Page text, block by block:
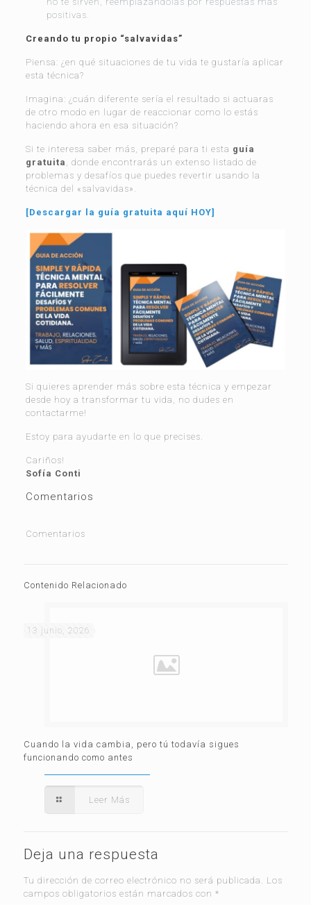
positivas.
Creando tu propio “salvavidas”
Piensa: ¿en qué situaciones de tu vida te gustaría aplicar
esta técnica?
Imagina: ¿cuán diferente sería el resultado si actuaras
de otro modo en lugar de reaccionar como lo estás
haciendo ahora en esa situación?
Si te interesa saber más, preparé para ti esta guía
gratuita , donde encontrarás un extenso listado de
problemas y desafíos que puedes revertir usando la
técnica del «salvavidas».
[Descargar la guía gratuita aquí HOY]
Si quieres aprender más sobre esta técnica y empezar
desde hoy a transformar tu vida, no dudes en
contactarme!
Estoy para ayudarte en lo que precises.
Cariños!
Sofía Conti
Comentarios
Comentarios
Contenido Relacionado
13 junio, 2026
Cuando la vida cambia, pero tú todavía sigues
funcionando como antes
Leer Más
Deja una respuesta
Tu dirección de correo electrónico no será publicada.
Los
campos obligatorios están marcados con *